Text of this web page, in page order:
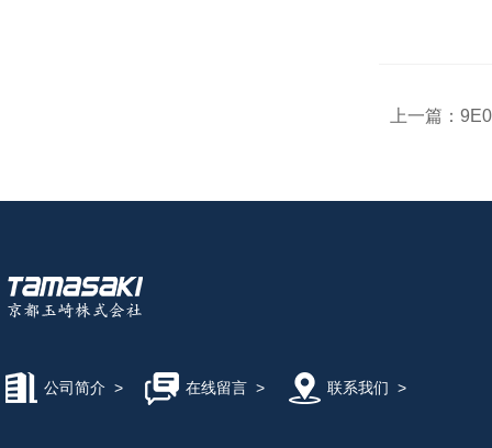
上一篇：
公司简介 > 在线留言> 联系我们 >